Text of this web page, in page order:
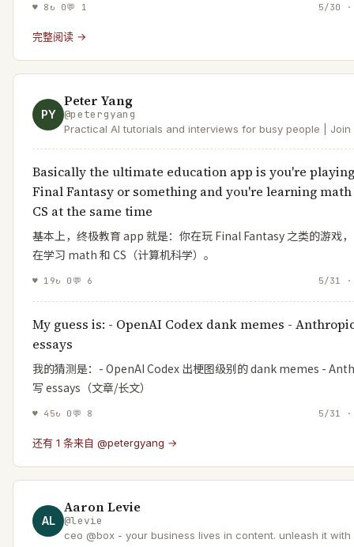
♥ 8↻ 0💬 1 5/30
完整阅读 →
PY
Peter Yang
@petergyang
Practical AI tutorials and interviews for busy people | Join
Basically the ultimate education app is you're playing
Final Fantasy or something and you're learning
CS at the same time
基本上，终极教育 app 就是：你在玩 Final Fantasy 之类的游戏
在学习 math 和 CS（计算机科学）。
♥ 19↻ 0 💬 6 5/31
My guess is: - OpenAI Codex dank memes -
essays
我的猜测是：- OpenAI Codex 出梗图级别的 dank memes -
写 essays（文章/长文）
♥ 45↻ 0 💬 8 5/31
还有 1 条来自 @petergyang →
AL
Aaron Levie
@levie
ceo @box - your business lives in content. unleash it with